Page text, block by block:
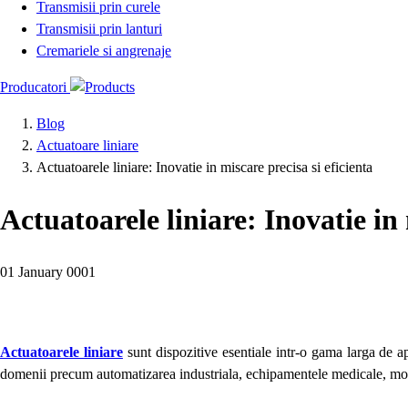
Transmisii prin curele
Transmisii prin lanturi
Cremariele si angrenaje
Producatori
Blog
Actuatoare liniare
Actuatoarele liniare: Inovatie in miscare precisa si eficienta
Actuatoarele liniare: Inovatie in
01 January 0001
Actuatoarele liniaresunt dispozitive esentiale intr-o gama larga de
domenii precum automatizarea industriala, echipamentele medicale,